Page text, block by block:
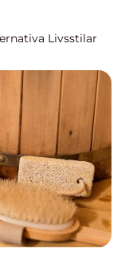
Livsstilar